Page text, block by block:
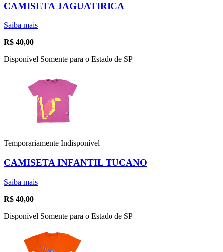
CAMISETA JAGUATIRICA
Saiba mais
R$ 40,00
Disponível Somente para o Estado de SP
Temporariamente Indisponível
CAMISETA INFANTIL TUCANO
Saiba mais
R$ 40,00
Disponível Somente para o Estado de SP